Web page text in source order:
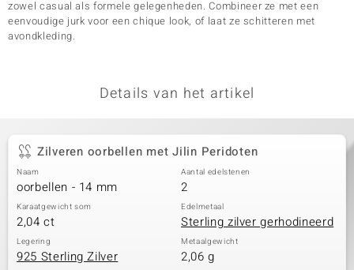
zowel casual als formele gelegenheden. Combineer ze met een
eenvoudige jurk voor een chique look, of laat ze schitteren met
avondkleding.
Details van het artikel
Zilveren oorbellen met Jilin Peridoten
Naam
oorbellen - 14 mm
Aantal edelstenen
2
Karaatgewicht som
2,04 ct
Edelmetaal
Sterling zilver gerhodineerd
Legering
925 Sterling Zilver
Metaalgewicht
2,06 g